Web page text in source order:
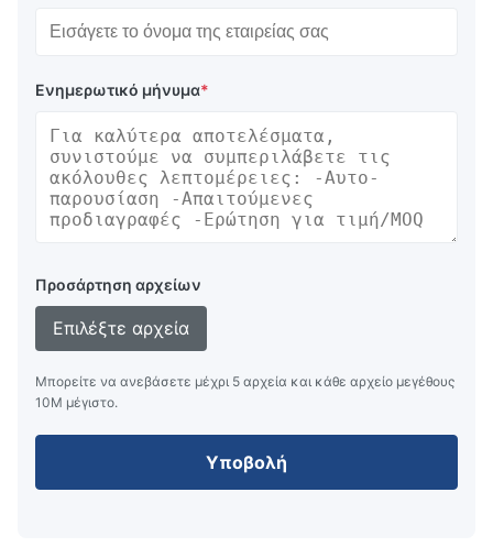
Ενημερωτικό μήνυμα*
Προσάρτηση αρχείων
Επιλέξτε αρχεία
Μπορείτε να ανεβάσετε μέχρι 5 αρχεία και κάθε αρχείο μεγέθους
10M μέγιστο.
Υποβολή